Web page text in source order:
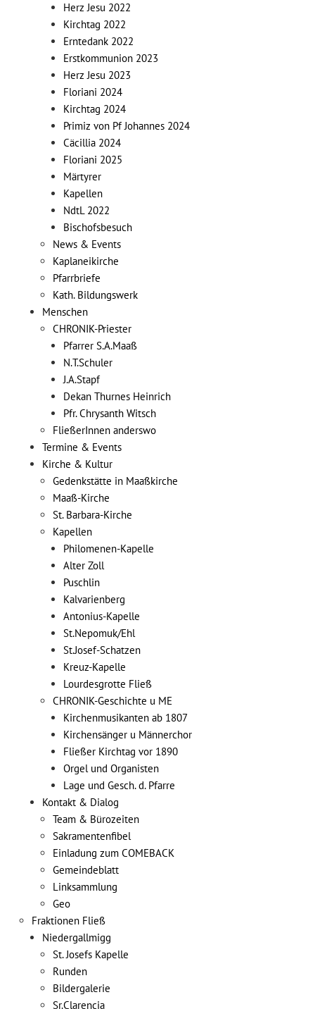
Herz Jesu 2022
Kirchtag 2022
Erntedank 2022
Erstkommunion 2023
Herz Jesu 2023
Floriani 2024
Kirchtag 2024
Primiz von Pf Johannes 2024
Cäcillia 2024
Floriani 2025
Märtyrer
Kapellen
NdtL 2022
Bischofsbesuch
News & Events
Kaplaneikirche
Pfarrbriefe
Kath. Bildungswerk
Menschen
CHRONIK-Priester
Pfarrer S.A.Maaß
N.T.Schuler
J.A.Stapf
Dekan Thurnes Heinrich
Pfr. Chrysanth Witsch
FließerInnen anderswo
Termine & Events
Kirche & Kultur
Gedenkstätte in Maaßkirche
Maaß-Kirche
St. Barbara-Kirche
Kapellen
Philomenen-Kapelle
Alter Zoll
Puschlin
Kalvarienberg
Antonius-Kapelle
St.Nepomuk/Ehl
St.Josef-Schatzen
Kreuz-Kapelle
Lourdesgrotte Fließ
CHRONIK-Geschichte u ME
Kirchenmusikanten ab 1807
Kirchensänger u Männerchor
Fließer Kirchtag vor 1890
Orgel und Organisten
Lage und Gesch. d. Pfarre
Kontakt & Dialog
Team & Bürozeiten
Sakramentenfibel
Einladung zum COMEBACK
Gemeindeblatt
Linksammlung
Geo
Fraktionen Fließ
Niedergallmigg
St. Josefs Kapelle
Runden
Bildergalerie
Sr.Clarencia